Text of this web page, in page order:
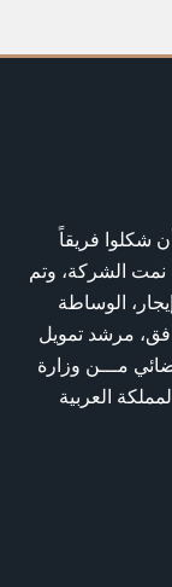
ونّ منذ عام 2011، بعد أن شكلوا فريقاً
نمت الشركة، وتم
الوساطة
مرشد تمويل
مـــن وزارة
العربية